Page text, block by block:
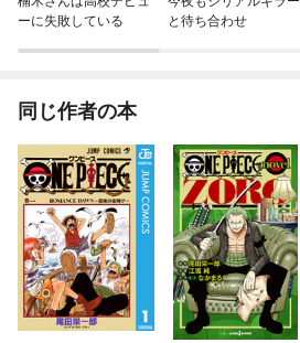
ーに失敗している
と待ち合わせ
同じ作者の本